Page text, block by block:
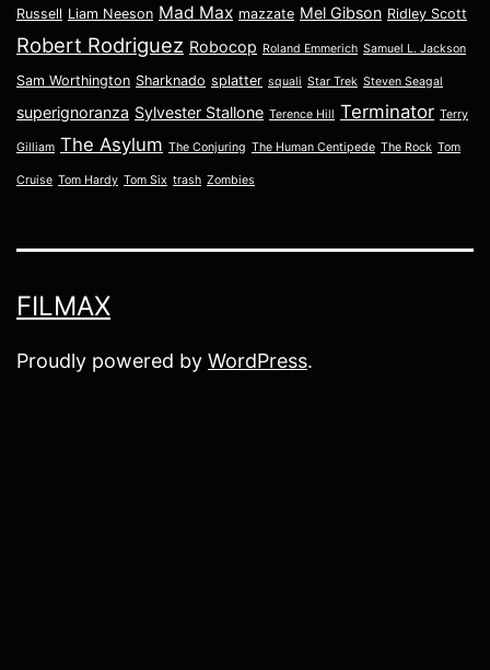
Russell Liam Neeson Mad Max mazzate Mel Gibson Ridley Scott
Robert Rodriguez Robocop Roland Emmerich Samuel L. Jackson
Sam Worthington Sharknado splatter squali Star Trek Steven Seagal
superignoranza Sylvester Stallone Terence Hill Terminator Terry
Gilliam The Asylum The Conjuring The Human Centipede The Rock Tom
Cruise Tom Hardy Tom Six trash Zombies
FILMAX
Proudly powered by WordPress.